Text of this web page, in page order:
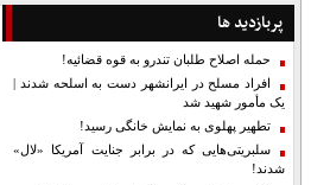
پربازدید ها
حمله اصلاح طلبان تندرو به قوه قضائیه!
افراد مسلح در ایرانشهر دست به اسلحه شدند |
یک مأمور شهید شد
تطهیر پهلوی به نمایش خانگی رسید!
سلبریتی‌هایی که در برابر جنایت آمریکا «لال»
شدند!